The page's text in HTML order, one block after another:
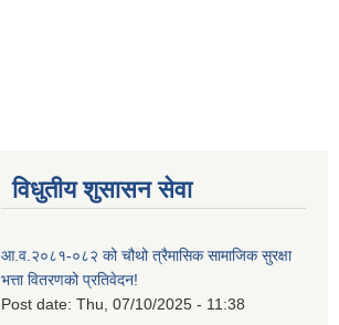
विधुतीय शुसासन सेवा
आ.व.२०८१-०८२ को चौथो त्रैमासिक सामाजिक सुरक्षा
भत्ता वितरणको प्रतिवेदन!
Post date: Thu, 07/10/2025 - 11:38